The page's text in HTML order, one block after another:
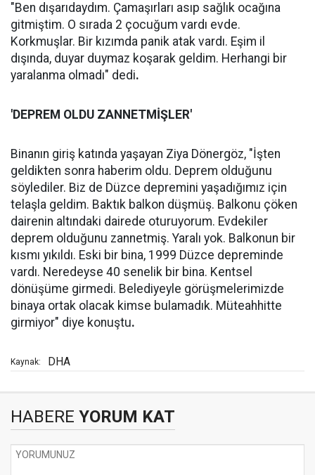
"Ben dışarıdaydım. Çamaşırları asıp sağlık ocağına
gitmiştim. O sırada 2 çocuğum vardı evde.
Korkmuşlar. Bir kızımda panik atak vardı. Eşim il
dışında, duyar duymaz koşarak geldim. Herhangi bir
yaralanma olmadı" dedi.
'DEPREM OLDU ZANNETMİŞLER'
Binanın giriş katında yaşayan Ziya Dönergöz, "İşten
geldikten sonra haberim oldu. Deprem olduğunu
söylediler. Biz de Düzce depremini yaşadığımız için
telaşla geldim. Baktık balkon düşmüş. Balkonu çöken
dairenin altındaki dairede oturuyorum. Evdekiler
deprem olduğunu zannetmiş. Yaralı yok. Balkonun bir
kısmı yıkıldı. Eski bir bina, 1999 Düzce depreminde
vardı. Neredeyse 40 senelik bir bina. Kentsel
dönüşüme girmedi. Belediyeyle görüşmelerimizde
binaya ortak olacak kimse bulamadık. Müteahhitte
girmiyor" diye konuştu.
Kaynak: DHA
HABERE YORUM KAT